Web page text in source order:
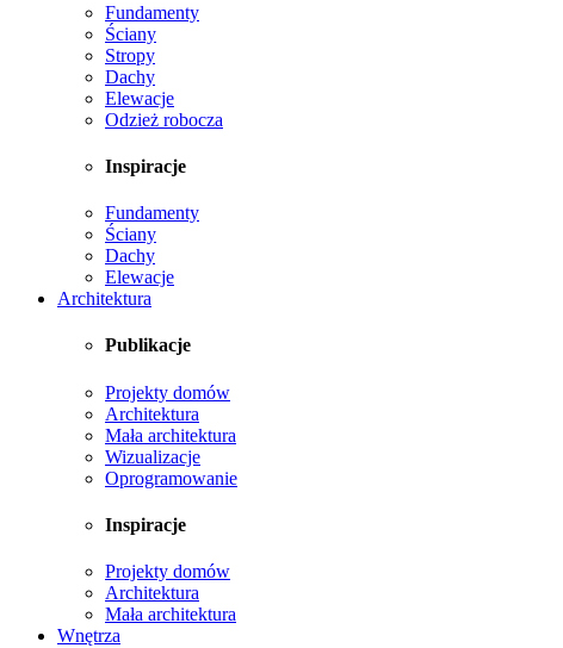
Fundamenty
Ściany
Stropy
Dachy
Elewacje
Odzież robocza
Inspiracje
Fundamenty
Ściany
Dachy
Elewacje
Architektura
Publikacje
Projekty domów
Architektura
Mała architektura
Wizualizacje
Oprogramowanie
Inspiracje
Projekty domów
Architektura
Mała architektura
Wnętrza